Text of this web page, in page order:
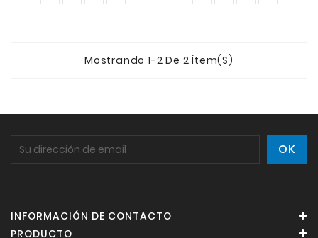
Mostrando 1-2 De 2 Ítem(s)
INFORMACIÓN DE CONTACTO
PRODUCTO